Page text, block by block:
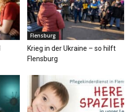
Flensburg
Krieg in der Ukraine – so hilft
Flensburg